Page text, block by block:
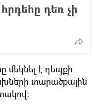
դեռ չի
է դեպքի
տարածքային